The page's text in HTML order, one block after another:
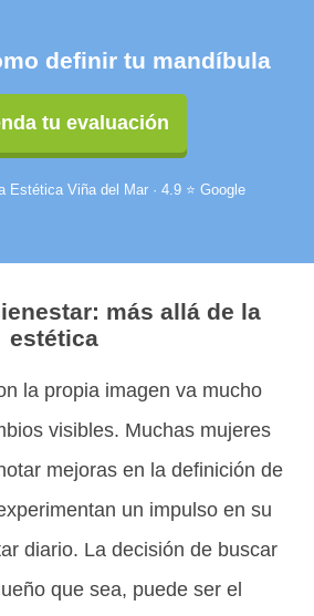
definir tu mandíbula
tu evaluación
Estética Viña del Mar · 4.9 ⭐ Google
más allá de la
estética
la propia imagen va mucho
visibles. Muchas mujeres
mejoras en la definición de
un impulso en su
diario. La decisión de buscar
que sea, puede ser el